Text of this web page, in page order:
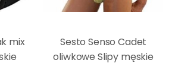
mix
Sesto Senso Cadet
oliwkowe Slipy męskie